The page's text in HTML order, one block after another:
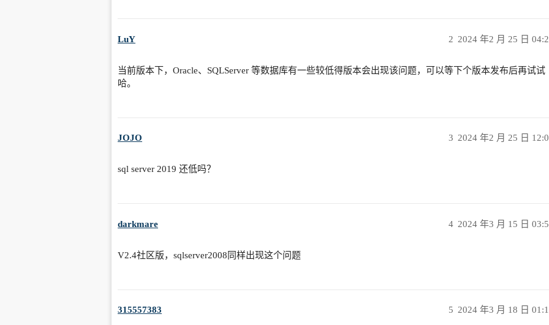
LuY 2024 年2 月 25 日
2
当前版本下，Oracle、SQLServer 等数据库有一些较低得版本会出现该问题，可以等下个版本发布后再试试
哈。
JOJO 2024 年2 月 25 日
3
sql server 2019 还低吗？
darkmare 2024 年3 月 15 日
4
V2.4社区版，sqlserver2008同样出现这个问题
315557383 2024 年3 月 18 日
5